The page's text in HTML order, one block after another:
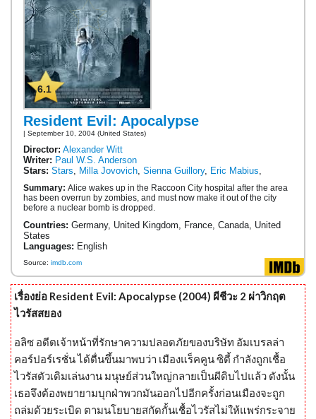
6.1
Resident Evil: Apocalypse
| September 10, 2004 (United States)
Director: Alexander Witt
Writer: Paul W.S. Anderson
Stars: Stars Milla Jovovich Sienna Guillory, Eric Mabius
Summary: Alice wakes up in the Raccoon City hospital after the area
has been overrun by zombies, and must now make it out of the city
before a nuclear bomb is dropped.
Countries: Germany, United Kingdom, France, Canada, United
States
Languages: English
Source: imdb.com
เรื่องย่อ Resident Evil: Apocalypse (2004) ผีชีวะ 2 ผ่าวิกฤต
ไวรัสสยอง
อลิซ อดีตเจ้าหน้าที่รักษาความปลอดภัยของบริษัท อัมเบรลล่า
คอร์ปอร์เรชั่น ได้ตื่นขึ้นมาพบว่า เมืองแร็คคูน ซิตี้ กำลังถูกเชื้อ
ไวรัสตัวเดิมเล่นงาน มนุษย์ส่วนใหญ่กลายเป็นผีดิบไปแล้ว ดังนั้น
เธอจึงต้องพยายามบุกฝ่าพวกมันออกไปอีกครั้งก่อนเมืองจะถูก
ถล่มด้วยระเบิด ตามนโยบายสกัดกั้นเชื้อไวรัสไม่ให้แพร่กระจาย